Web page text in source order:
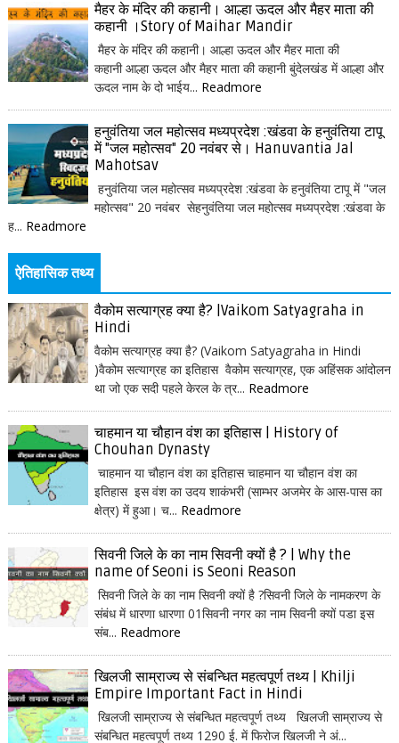
मैहर के मंदिर की कहानी। आल्हा ऊदल और मैहर माता की
कहानी ।Story of Maihar Mandir
मैहर के मंदिर की कहानी। आल्हा ऊदल और मैहर माता की
कहानी आल्हा ऊदल और मैहर माता की कहानी बुंदेलखंड में आल्हा और
ऊदल नाम के दो भाईय... Readmore
हनुवंतिया जल महोत्सव मध्यप्रदेश :खंडवा के हनुवंतिया टापू
में "जल महोत्सव" 20 नवंबर से। Hanuvantia Jal
Mahotsav
हनुवंतिया जल महोत्सव मध्यप्रदेश :खंडवा के हनुवंतिया टापू में "जल
महोत्सव" 20 नवंबर सेहनुवंतिया जल महोत्सव मध्यप्रदेश :खंडवा के
ह... Readmore
ऐतिहासिक तथ्य
वैकोम सत्याग्रह क्या है? |Vaikom Satyagraha in
Hindi
वैकोम सत्याग्रह क्या है? (Vaikom Satyagraha in Hindi
)वैकोम सत्याग्रह का इतिहास वैकोम सत्याग्रह, एक अहिंसक आंदोलन
था जो एक सदी पहले केरल के त्र... Readmore
चाहमान या चौहान वंश का इतिहास | History of
Chouhan Dynasty
चाहमान या चौहान वंश का इतिहास चाहमान या चौहान वंश का
इतिहास इस वंश का उदय शाकंभरी (साम्भर अजमेर के आस-पास का
क्षेत्र) में हुआ। च... Readmore
सिवनी जिले के का नाम सिवनी क्यों है ? | Why the
name of Seoni is Seoni Reason
सिवनी जिले के का नाम सिवनी क्यों है ?सिवनी जिले के नामकरण के
संबंध में धारणा धारणा 01सिवनी नगर का नाम सिवनी क्यों पडा इस
संब... Readmore
खिलजी साम्राज्य से संबन्धित महत्वपूर्ण तथ्य | Khilji
Empire Important Fact in Hindi
खिलजी साम्राज्य से संबन्धित महत्वपूर्ण तथ्य खिलजी साम्राज्य से
संबन्धित महत्वपूर्ण तथ्य 1290 ई. में फिरोज खिलजी ने अं...